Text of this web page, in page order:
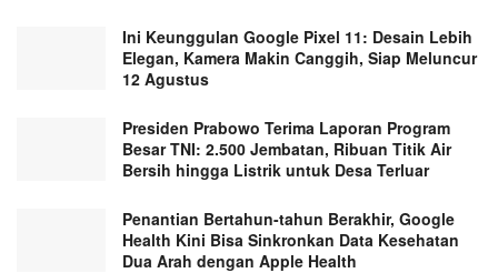
Ini Keunggulan Google Pixel 11: Desain Lebih
Elegan, Kamera Makin Canggih, Siap Meluncur
12 Agustus
Presiden Prabowo Terima Laporan Program
Besar TNI: 2.500 Jembatan, Ribuan Titik Air
Bersih hingga Listrik untuk Desa Terluar
Penantian Bertahun-tahun Berakhir, Google
Health Kini Bisa Sinkronkan Data Kesehatan
Dua Arah dengan Apple Health